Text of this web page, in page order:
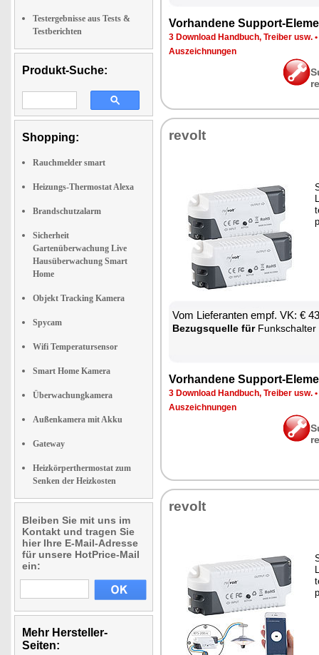
Testergebnisse aus Tests &
Testberichten
Produkt-Suche:
Shopping:
Rauchmelder smart
Heizungs-Thermostat Alexa
Brandschutzalarm
Sicherheit
Gartenüberwachung Live
Hausüberwachung Smart
Home
Objekt Tracking Kamera
Spycam
Wifi Temperatursensor
Smart Home Kamera
Überwachungkamera
Außenkamera mit Akku
Gateway
Heizkörperthermostat zum
Senken der Heizkosten
Bleiben Sie mit uns im
Kontakt und tragen Sie
hier Ihre E-Mail-Adresse
für unsere HotPrice-Mail
ein:
Mehr Hersteller-
Seiten:
Vor­han­de­ne Sup­port-
3 Down­load Hand­buch, Trei­ber usw. •
Aus­zeich­nun­gen
re­volt
Vom Lie­fe­ran­ten empf. VK: €
Be­zugs­quel­le fürFunk­schal­ter
Vor­han­de­ne Sup­port-
3 Down­load Hand­buch, Trei­ber usw. •
Aus­zeich­nun­gen
re­volt